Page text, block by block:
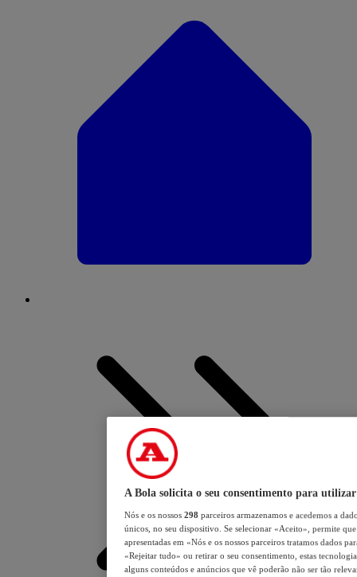
A Bola solicita o seu consentimento para utilizar
Nós e os nossos 298 parceiros armazenamos e acedemos a
únicos, no seu dispositivo. Se selecionar «Aceito», permite
apresentadas em «Nós e os nossos parceiros tratamos dados
«Rejeitar tudo» ou retirar o seu consentimento, estas
alguns conteúdos e anúncios que vê poderão não ser tão